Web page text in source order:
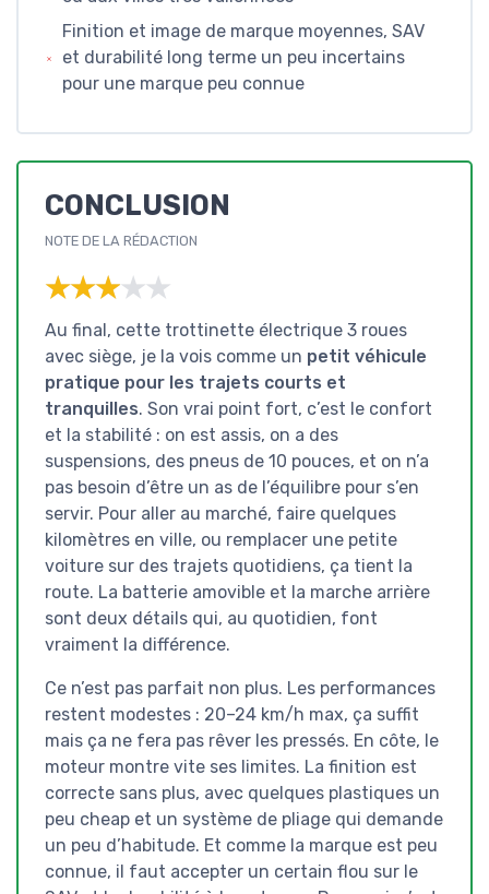
Finition et image de marque moyennes, SAV
et durabilité long terme un peu incertains
pour une marque peu connue
CONCLUSION
NOTE DE LA RÉDACTION
★★★★★
★★★★★
Au final, cette trottinette électrique 3 roues
avec siège, je la vois comme un petit véhicule
pratique pour les trajets courts et
tranquilles. Son vrai point fort, c’est le confort
et la stabilité : on est assis, on a des
suspensions, des pneus de 10 pouces, et on n’a
pas besoin d’être un as de l’équilibre pour s’en
servir. Pour aller au marché, faire quelques
kilomètres en ville, ou remplacer une petite
voiture sur des trajets quotidiens, ça tient la
route. La batterie amovible et la marche arrière
sont deux détails qui, au quotidien, font
vraiment la différence.
Ce n’est pas parfait non plus. Les performances
restent modestes : 20–24 km/h max, ça suffit
mais ça ne fera pas rêver les pressés. En côte, le
moteur montre vite ses limites. La finition est
correcte sans plus, avec quelques plastiques un
peu cheap et un système de pliage qui demande
un peu d’habitude. Et comme la marque est peu
connue, il faut accepter un certain flou sur le